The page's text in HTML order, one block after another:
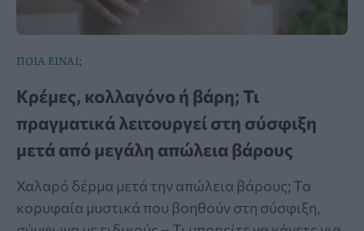
ΠΟΙΑ ΕΙΝΑΙ;
Κρέμες, κολλαγόνο ή βάρη; Τι
πραγματικά λειτουργεί στη σύσφιξη
μετά από μεγάλη απώλεια βάρους
Χαλαρό δέρμα μετά την απώλεια βάρους; Τα
κορυφαία μυστικά που βοηθούν στη σύσφιξη,